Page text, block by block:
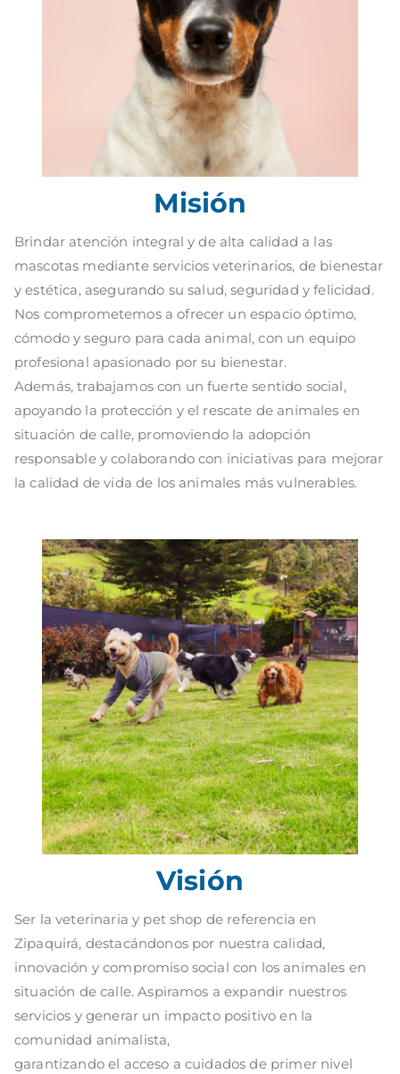
Misión
Brindar atención integral y de alta calidad a las
mascotas mediante servicios veterinarios, de bienestar
y estética, asegurando su salud, seguridad y felicidad.
Nos comprometemos a ofrecer un espacio óptimo,
cómodo y seguro para cada animal, con un equipo
profesional apasionado por su bienestar.
Además, trabajamos con un fuerte sentido social,
apoyando la protección y el rescate de animales en
situación de calle, promoviendo la adopción
responsable y colaborando con iniciativas para mejorar
la calidad de vida de los animales más vulnerables.
Visión
Ser la veterinaria y pet shop de referencia en
Zipaquirá, destacándonos por nuestra calidad,
innovación y compromiso social con los animales en
situación de calle. Aspiramos a expandir nuestros
servicios y generar un impacto positivo en la
comunidad animalista,
garantizando el acceso a cuidados de primer nivel